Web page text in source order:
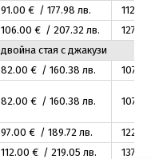
91.00 € / 177.98 лв. 112
106.00 € / 207.32лв. 127
двойна стая с джакузи
82.00 € / 160.38 лв. 107
82.00 € / 160.38 лв. 107
97.00 € / 189.72лв. 122
112.00 € / 219.05 лв. 137